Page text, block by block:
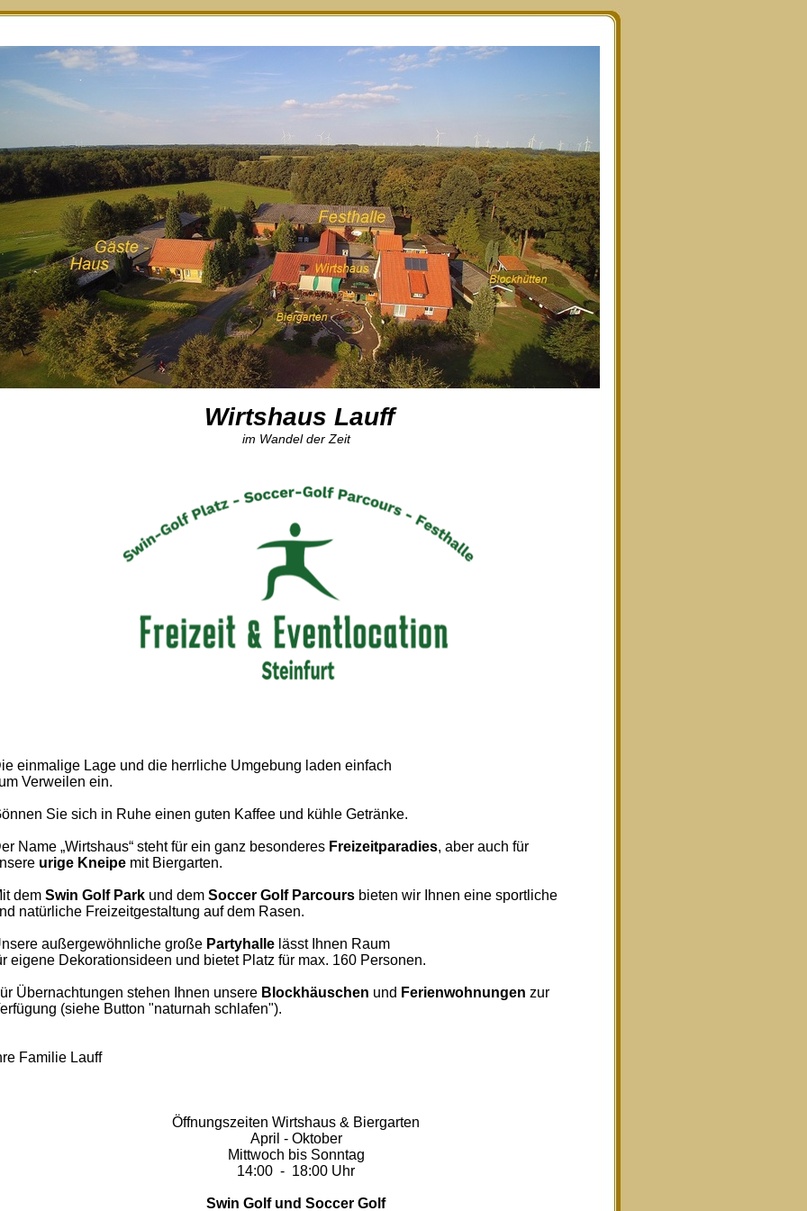
Wirtshaus Lauff
im Wandel der Zeit
einmalige Lage und die herrliche Umgebung laden einfach
Verweilen ein.
Sie sich in Ruhe einen guten Kaffee und kühle Getränke.
Name „Wirtshaus“ steht für ein ganz besonderes Freizeitparadies, aber auch für
urige Kneipe mit Biergarten.
dem Swin Golf Park und dem Soccer Golf Parcours bieten wir Ihnen eine sportliche
natürliche Freizeitgestaltung auf dem Rasen.
außergewöhnliche große Partyhalle lässt Ihnen Raum
eigene Dekorationsideen und bietet Platz für max. 160 Personen.
Übernachtungen stehen Ihnen unsere Blockhäuschen und Ferienwohnungen zur
(siehe Button "naturnah schlafen").
Familie Lauff
Öffnungszeiten Wirtshaus & Biergarten
April - Oktober
Mittwoch bis Sonntag
14:00 - 18:00 Uhr
Swin Golf und Soccer Golf